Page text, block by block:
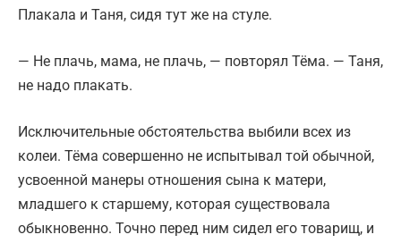
Плакала и Таня, сидя тут же на стуле.
— Не плачь, мама, не плачь, — повторял Тёма. — Таня,
не надо плакать.
Исключительные обстоятельства выбили всех из
колеи. Тёма совершенно не испытывал той обычной,
усвоенной манеры отношения сына к матери,
младшего к старшему, которая существовала
обыкновенно. Точно перед ним сидел его товарищ, и